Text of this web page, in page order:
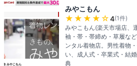
みやこもん
★★★★ ☆4(1件)
みやこもん(楽天市場店、
袖・帯・帯締め・草履な
ンタル着物店。男性着物
い、成人式・卒業式・結
典